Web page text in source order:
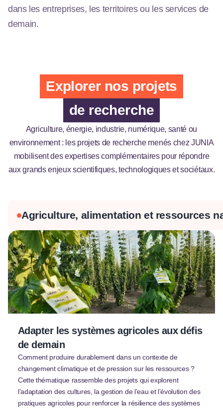
dans les entreprises, les territoires ou les services de
demain.
Explorer nos projets
de recherche
Agriculture, énergie, industrie, numérique, santé ou
environnement : les projets de recherche menés chez JUNIA
mobilisent des expertises complémentaires pour répondre
aux grands enjeux scientifiques, technologiques et sociétaux.
Agriculture, alimentation et ressources
Adapter les systèmes agricoles aux défis
de demain
Comment produire durablement dans un contexte de
changement climatique et de pression sur les ressources ?
Cette thématique rassemble des projets qui explorent
l’adaptation des cultures, la gestion de l’eau et l’évolution des
pratiques agricoles pour renforcer la résilience des systèmes